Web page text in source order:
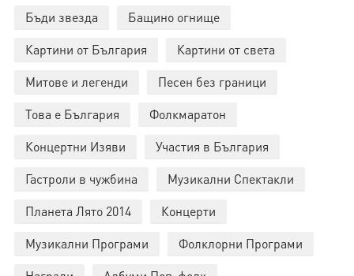
Бъди звезда
Бащино огнище
Картини от България
Картини от света
Митове и легенди
Песен без граници
Това е България
Фолкмаратон
Концертни Изяви
Участия в България
Гастроли в чужбина
Музикални Спектакли
Планета Лято 2014
Концерти
Музикални Програми
Фолклорни Програми